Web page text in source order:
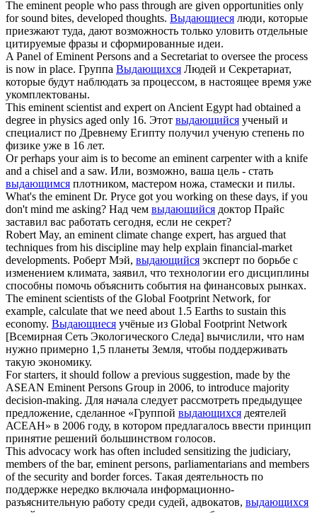
The eminentpeople who pass through are given opportunities only
for sound bites, developed thoughts. Выдающиеся люди, которые
приезжают туда, дают возможность только уловить отдельные
цитируемые фразы и сформированные идеи.
A Panel ofEminentPersons and a Secretariat to oversee the process
is now in place. Группа Выдающихся Людей и Секретариат,
которые будут наблюдать за процессом, в настоящее время уже
укомплектованы.
This eminentscientist and expert on Ancient Egypt had obtained a
degree in physics aged only 16. Этот выдающийся ученый и
специалист по Древнему Египту получил ученую степень по
физике уже в 16 лет.
Or perhaps your aim is to become an eminentcarpenter with a knife
and a chisel and a saw. Или, возможно, ваша цель - стать
выдающимся плотником, мастером ножа, стамески и пилы.
What's the eminentDr. Pryce got you working on these days, if you
don't mind me asking? Над чем выдающийся доктор Прайс
заставил вас работать сегодня, если не секрет?
Robert May, an eminentclimate change expert, has argued that
techniques from his discipline may help explain financial-market
developments. Роберт Мэй, выдающийся эксперт по борьбе с
изменением климата, заявил, что технологии его дисциплины
способны помочь объяснить события на финансовых рынках.
The eminentscientists of the Global Footprint Network, for
example, calculate that we need about 1.5 Earths to sustain this
economy. Выдающиеся учёные из Global Footprint Network
[Всемирная Сеть Экологического Следа] вычислили, что нам
нужно примерно 1,5 планеты Земля, чтобы поддерживать
такую экономику.
For starters, it should follow a previous suggestion, made by the
ASEAN EminentPersons Group in 2006, to introduce majority
decision-making. Для начала следует рассмотреть предыдущее
предложение, сделанное «Группой выдающихся деятелей
АСЕАН» в 2006 году, в котором предлагалось ввести принцип
принятие решений большинством голосов.
This advocacy work has often included sensitizing the judiciary,
members of the bar, eminentpersons, parliamentarians and members
of the security and border forces. Такая деятельность по
поддержке нередко включала информационно-
разъяснительную работу среди судей, адвокатов, выдающихся